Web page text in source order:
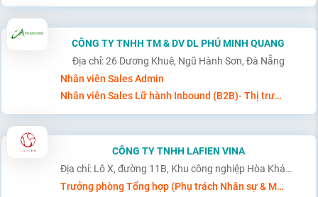
CÔNG TY TNHH TM & DV DL PHÚ MINH QUANG
Địa chỉ: 26 Dương Khuê, Ngũ Hành Sơn, Đà Nẵng
Nhân viên Sales Admin
Nhân viên Sales Lữ hành Inbound (B2B)- Thị trường tiếng Anh
CÔNG TY TNHH LAFIEN VINA
Địa chỉ: Lô X, đường 11B, Khu công nghiệp Hòa Khánh mở rộng, Liên Chiểu, Đà Nẵng
Trưởng phòng Tổng hợp (Phụ trách Nhân sự & Mua hàng)